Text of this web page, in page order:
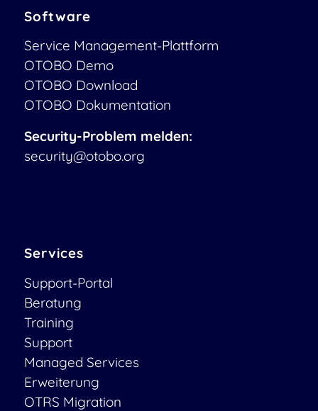
Software
Service Management-Plattform
OTOBO Demo
OTOBO Download
OTOBO Dokumentation
Security-Problem melden:
security@otobo.org
Services
Support-Portal
Beratung
Training
Support
Managed Services
Erweiterung
OTRS Migration